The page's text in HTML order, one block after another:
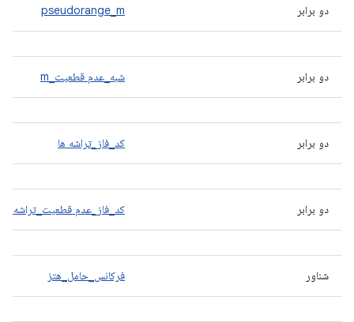
دو برابر pseudorange_m
دو برابر شبه_عدم قطعیت_m
دو برابر کد_فاز_تراشه ها
دو برابر کد_فاز_عدم قطعیت_تراشه ها
شناور فرکانس_حامل_هتز